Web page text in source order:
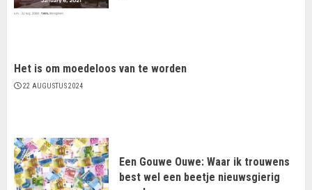
Het is om moedeloos van te worden
22 AUGUSTUS 2024
Een Gouwe Ouwe: Waar ik trouwens
best wel een beetje nieuwsgierig